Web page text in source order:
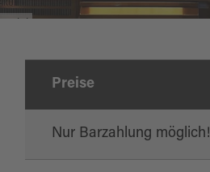
Preise
Nur Barzahlung möglich!